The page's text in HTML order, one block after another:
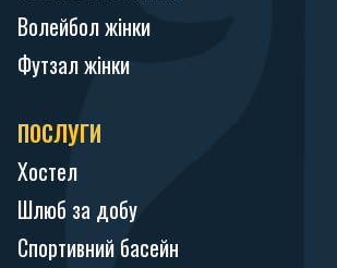
Волейбол жінки
Футзал жінки
ПОСЛУГИ
Хостел
Шлюб за добу
Спортивний басейн